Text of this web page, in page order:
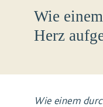
Wie
Herz
Wie einem